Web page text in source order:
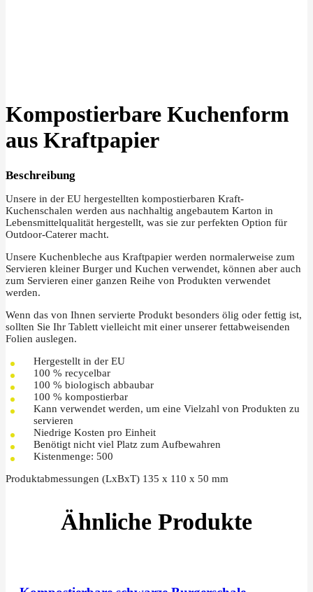
Kompostierbare Kuchenform
aus Kraftpapier
Beschreibung
Unsere in der EU hergestellten kompostierbaren Kraft-
Kuchenschalen werden aus nachhaltig angebautem Karton in
Lebensmittelqualität hergestellt, was sie zur perfekten Option für
Outdoor-Caterer macht.
Unsere Kuchenbleche aus Kraftpapier werden normalerweise zum
Servieren kleiner Burger und Kuchen verwendet, können aber auch
zum Servieren einer ganzen Reihe von Produkten verwendet
werden.
Wenn das von Ihnen servierte Produkt besonders ölig oder fettig ist,
sollten Sie Ihr Tablett vielleicht mit einer unserer fettabweisenden
Folien auslegen.
Hergestellt in der EU
100 % recycelbar
100 % biologisch abbaubar
100 % kompostierbar
Kann verwendet werden, um eine Vielzahl von Produkten zu
servieren
Niedrige Kosten pro Einheit
Benötigt nicht viel Platz zum Aufbewahren
Kistenmenge: 500
Produktabmessungen (LxBxT) 135 x 110 x 50 mm
Ähnliche Produkte